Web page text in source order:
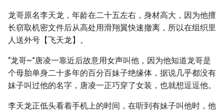
龙哥原名李天龙，年龄在二十五左右，身材高大，因为他擅
长窃取机密文件后从高处用滑翔翼快速撤离，所以在组织里
人送外号【飞天龙】。
“龙哥~”唐凌一靠近后故意用女声叫他，因为他知道龙哥是
个母胎单身二十多年的百分百妹子绝缘体，据说几乎都没有
妹子叫过他的名字，唐凌一正巧穿了女装，也就想逗逗他。
李天龙正低头看着手机上的时间，在听到有妹子叫他时，他